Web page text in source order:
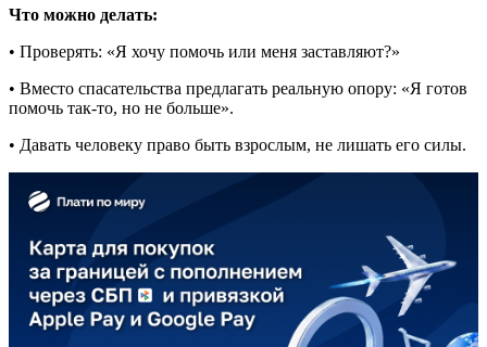
Что можно делать:
• Проверять: «Я хочу помочь или меня заставляют?»
• Вместо спасательства предлагать реальную опору: «Я готов
помочь так-то, но не больше».
• Давать человеку право быть взрослым, не лишать его силы.